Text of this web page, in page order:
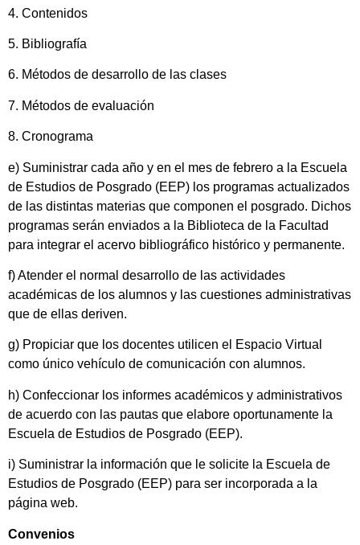
4. Contenidos
5. Bibliografía
6. Métodos de desarrollo de las clases
7. Métodos de evaluación
8. Cronograma
e) Suministrar cada año y en el mes de febrero a la Escuela
de Estudios de Posgrado (EEP) los programas actualizados
de las distintas materias que componen el posgrado. Dichos
programas serán enviados a la Biblioteca de la Facultad
para integrar el acervo bibliográfico histórico y permanente.
f) Atender el normal desarrollo de las actividades
académicas de los alumnos y las cuestiones administrativas
que de ellas deriven.
g) Propiciar que los docentes utilicen el Espacio Virtual
como único vehículo de comunicación con alumnos.
h) Confeccionar los informes académicos y administrativos
de acuerdo con las pautas que elabore oportunamente la
Escuela de Estudios de Posgrado (EEP).
i) Suministrar la información que le solicite la Escuela de
Estudios de Posgrado (EEP) para ser incorporada a la
página web.
Convenios